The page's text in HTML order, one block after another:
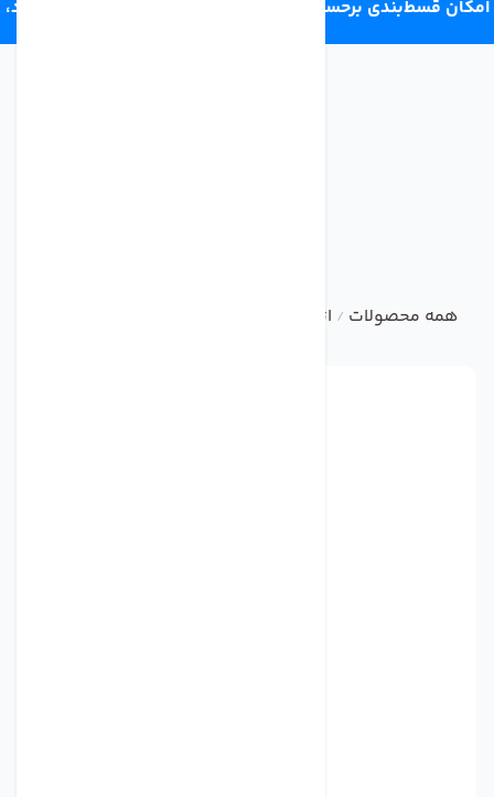
امکان قسط‌بندی برحسب اعتبار ترب‌پی 4 قسط ماهانه. بدون سود،
همه محصولات / اتصالات تصفیه آب خانگی